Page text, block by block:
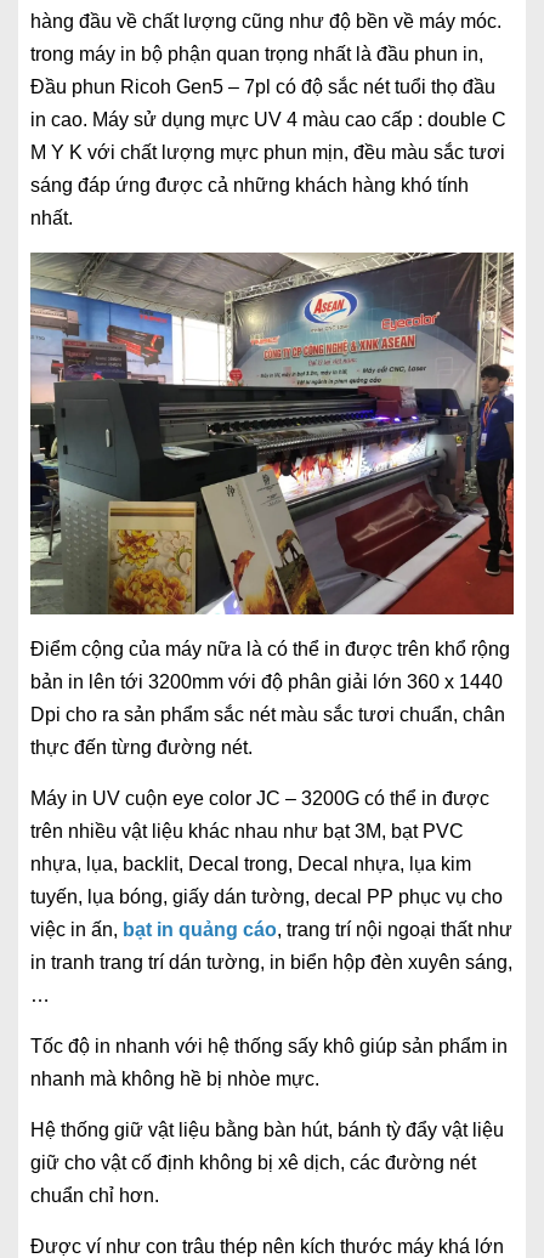
hàng đầu về chất lượng cũng như độ bền về máy móc.
trong máy in bộ phận quan trọng nhất là đầu phun in,
Đầu phun Ricoh Gen5 – 7pl có độ sắc nét tuổi thọ đầu
in cao. Máy sử dụng mực UV 4 màu cao cấp : double C
M Y K với chất lượng mực phun mịn, đều màu sắc tươi
sáng đáp ứng được cả những khách hàng khó tính
nhất.
Điểm cộng của máy nữa là có thể in được trên khổ rộng
bản in lên tới 3200mm với độ phân giải lớn 360 x 1440
Dpi cho ra sản phẩm sắc nét màu sắc tươi chuẩn, chân
thực đến từng đường nét.
Máy in UV cuộn eye color JC – 3200G có thể in được
trên nhiều vật liệu khác nhau như bạt 3M, bạt PVC
nhựa, lụa, backlit, Decal trong, Decal nhựa, lụa kim
tuyến, lụa bóng, giấy dán tường, decal PP phục vụ cho
việc in ấn, bạt in quảng cáo, trang trí nội ngoại thất như
in tranh trang trí dán tường, in biển hộp đèn xuyên sáng,
…
Tốc độ in nhanh với hệ thống sấy khô giúp sản phẩm in
nhanh mà không hề bị nhòe mực.
Hệ thống giữ vật liệu bằng bàn hút, bánh tỳ đẩy vật liệu
giữ cho vật cố định không bị xê dịch, các đường nét
chuẩn chỉ hơn.
Được ví như con trâu thép nên kích thước máy khá lớn